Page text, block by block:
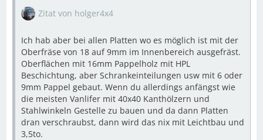
Zitat von holger4x4
Ich hab aber bei allen Platten wo es möglich ist mit der
Oberfräse von 18 auf 9mm im Innenbereich ausgefräst.
Oberflächen mit 16mm Pappelholz mit HPL
Beschichtung, aber Schrankeinteilungen usw mit 6 oder
9mm Pappel gebaut. Wenn du allerdings anfängst wie
die meisten Vanlifer mit 40x40 Kanthölzern und
Stahlwinkeln Gestelle zu bauen und da dann Platten
dran verschraubst, dann wird das nix mit Leichtbau und
3,5to.